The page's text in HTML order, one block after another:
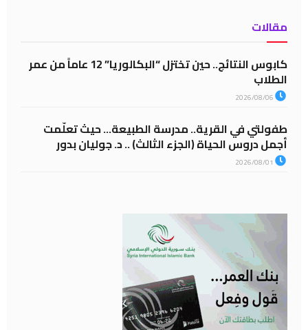
مقالات
كابوس النتائج.. حين تختزل “البكالوريا” 12 عاماً من عمر
الطلاب
طفولتي في القرية.. مدرسة الطبيعة… حيث تعلّمت
أجمل دروس الحياة (الجزء الثالث) .. د. جوليان بدور